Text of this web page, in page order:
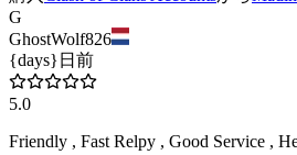
G
GhostWolf826
{days}日前
5.0
Friendly , Fast Relpy , Good Service ,